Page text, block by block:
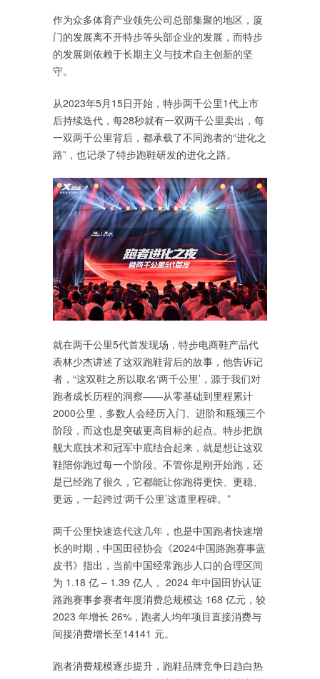
作为众多体育产业领先公司总部集聚的地区，厦
门的发展离不开特步等头部企业的发展，而特步
的发展则依赖于长期主义与技术自主创新的坚
守。
从2023年5月15日开始，特步两千公里1代上市
后持续迭代，每28秒就有一双两千公里卖出，每
一双两千公里背后，都承载了不同跑者的“进化之
路”，也记录了特步跑鞋研发的进化之路。
就在两千公里5代首发现场，特步电商鞋产品代
表林少杰讲述了这双跑鞋背后的故事，他告诉记
者，“这双鞋之所以取名‘两千公里’，源于我们对
跑者成长历程的洞察——从零基础到里程累计
2000公里，多数人会经历入门、进阶和瓶颈三个
阶段，而这也是突破更高目标的起点。特步把旗
舰大底技术和冠军中底结合起来，就是想让这双
鞋陪你跑过每一个阶段。不管你是刚开始跑，还
是已经跑了很久，它都能让你跑得更快、更稳、
更远，一起跨过‘两千公里’这道里程碑。”
两千公里快速迭代这几年，也是中国跑者快速增
长的时期，中国田径协会《2024中国路跑赛事蓝
皮书》指出，当前中国经常跑步人口的合理区间
为 1.18 亿 – 1.39 亿人， 2024 年中国田协认证
路跑赛事参赛者年度消费总规模达 168 亿元，较
2023 年增长 26%，跑者人均年项目直接消费与
间接消费增长至14141 元。
跑者消费规模逐步提升，跑鞋品牌竞争日趋白热